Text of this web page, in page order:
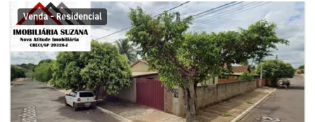
Venda - Residencial